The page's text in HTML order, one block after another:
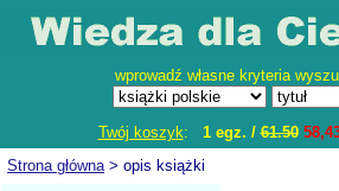
wprowadź własne kryteria
Twój koszyk: 1 egz. /61.50
Strona główna> opis książki